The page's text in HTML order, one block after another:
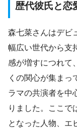
歴代彼氏と恋
森七菜さんはデビ
幅広い世代から支
感が増すにつれて
くの関心が集まっ
ラマの共演者を中
りました。ここで
となった人物、エ